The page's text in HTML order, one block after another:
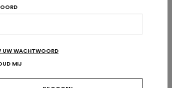
UW WACHTWOORD
MIJ